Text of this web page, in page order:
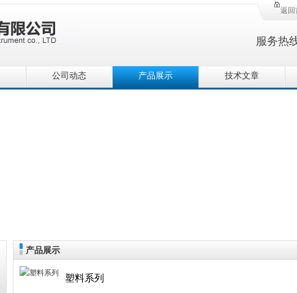
返回
服务热
公司动态 产品展示 技术文章
产品展示
塑料系列